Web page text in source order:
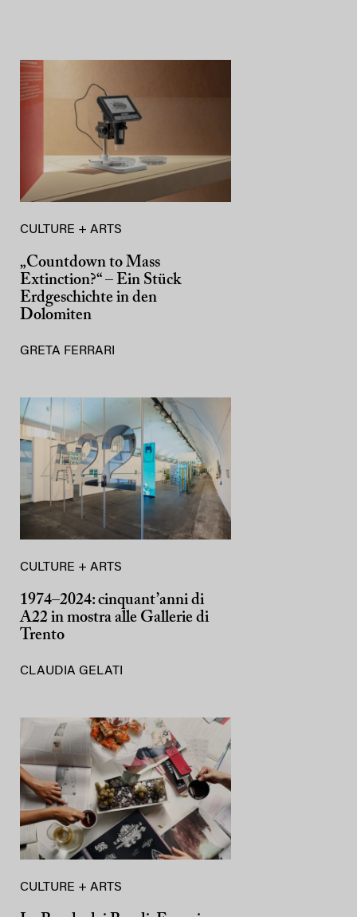
CULTURE + ARTS
„Countdown to Mass
Extinction?“ – Ein Stück
Erdgeschichte in den
Dolomiten
GRETA FERRARI
CULTURE + ARTS
1974–2024: cinquant’anni di
A22 in mostra alle Gallerie di
Trento
CLAUDIA GELATI
CULTURE + ARTS